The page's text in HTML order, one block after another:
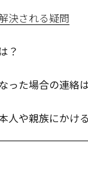
決される疑問
？
った場合の連絡
人や親族にかけ